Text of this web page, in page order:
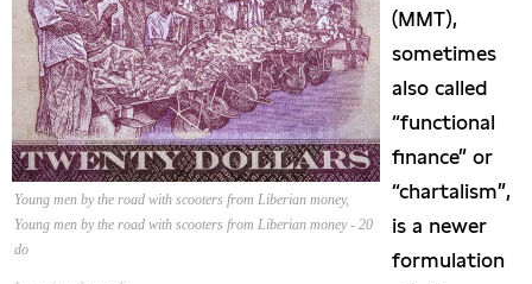
Presseschau
Publikationen
Anfragen (Archivseite)
Young men by the road with scooters from Liberian money,
Young men by the road with scooters from Liberian money - 20
do
(MMT),
sometimes
also called
“functional
finance” or
“chartalism”,
is a newer
formulation